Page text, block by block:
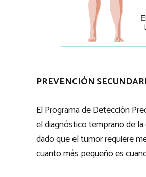
PREVENCIÓN
El Programa de Detección
el diagnóstico temprano de
dado que el tumor requiere
cuanto más pequeño es